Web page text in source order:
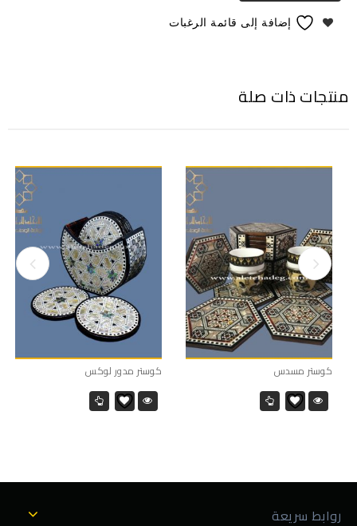
إضافة إلى قائمة الرغبات
منتجات ذات صلة
كوستر مدور لوكس كوستر مسدس
روابط سريعة